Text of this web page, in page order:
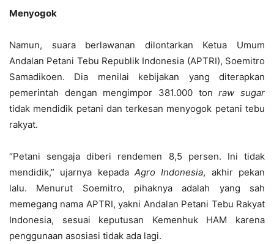
Menyogok
Namun, suara berlawanan dilontarkan Ketua Umum
Andalan Petani Tebu Republik Indonesia (APTRI), Soemitro
Samadikoen. Dia menilai kebijakan yang diterapkan
pemerintah dengan mengimpor 381.000 tonraw sugar
tidak mendidik petani dan terkesan menyogok petani tebu
rakyat.
“Petani sengaja diberi rendemen 8,5 persen. Ini tidak
mendidik,” ujarnya kepada Agro Indonesia, akhir pekan
lalu. Menurut Soemitro, pihaknya adalah yang sah
memegang nama APTRI, yakni Andalan Petani Tebu Rakyat
Indonesia, sesuai keputusan Kemenhuk HAM karena
penggunaan asosiasi tidak ada lagi.